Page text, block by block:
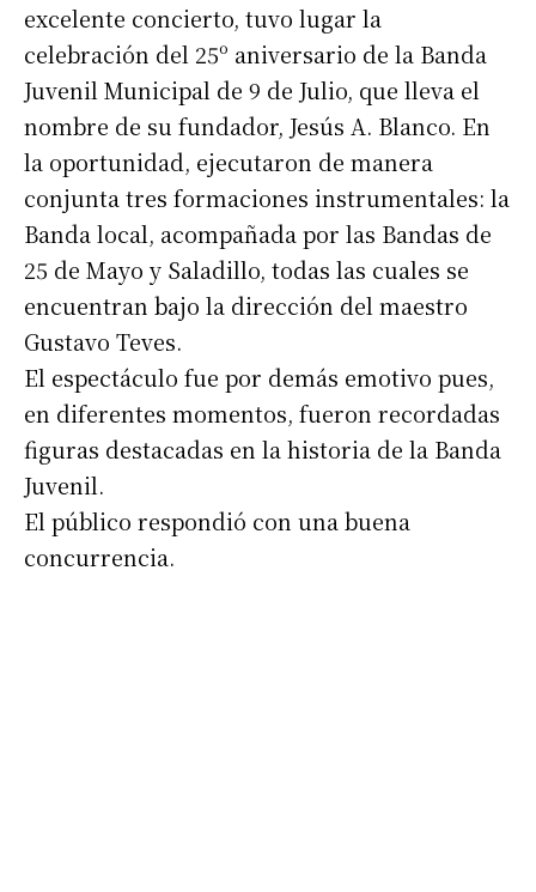
excelente concierto, tuvo lugar la
celebración del 25º aniversario de la Banda
Juvenil Municipal de 9 de Julio, que lleva el
nombre de su fundador, Jesús A. Blanco. En
la oportunidad, ejecutaron de manera
conjunta tres formaciones instrumentales: la
Banda local, acompañada por las Bandas de
25 de Mayo y Saladillo, todas las cuales se
encuentran bajo la dirección del maestro
Gustavo Teves.
El espectáculo fue por demás emotivo pues,
en diferentes momentos, fueron recordadas
figuras destacadas en la historia de la Banda
Juvenil.
El público respondió con una buena
concurrencia.